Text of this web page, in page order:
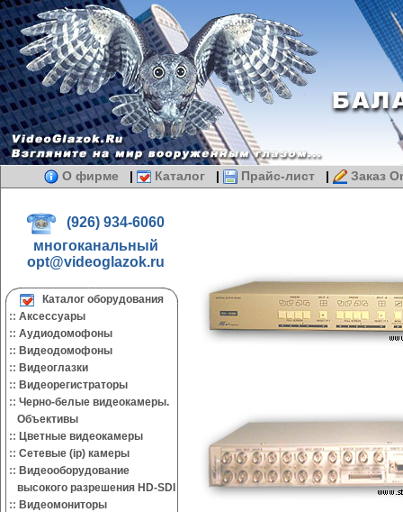
О фирме | Каталог | Прайс-лист | Заказ
(926) 934-6060
многоканальный
opt@videoglazok.ru
Каталог оборудования
:: Аксессуары
:: Аудиодомофоны
:: Видеодомофоны
:: Видеоглазки
:: Видеорегистраторы
:: Черно-белые видеокамеры.
Объективы
:: Цветные видеокамеры
:: Сетевые (ip) камеры
:: Видеооборудование
высокого разрешения HD-SDI
:: Видеомониторы